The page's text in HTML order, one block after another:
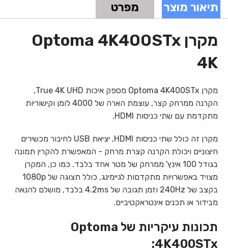
תיאור מוצר מפרט
מקרן Optoma 4K400STx
4K
מקרן Optoma 4K400STx מספק איכות True 4K UHD,
הקרנה ממרחק קצר, עוצמת הארה של 4000 לומן וקישוריות
מתקדמת עם שתי כניסות HDMI.
מקרן זה כולל שתי כניסות HDMI, יציאת USB לחיבור מכשירים
חיצוניים ויכולת הקרנה קצרת מרחק - המאפשרת להקרין תמונה
בגודל 100 אינץ' ממרחק של מטר אחד בלבד. כמו כן, המקרן
מצויד באפשרויות מתקדםות לגיימינג, כולל תצוגה של 1080p
בקצב של 240Hz וזמן תגובה של 4.2ms בלבד, מושלם להנאה
מבידור או תכנים אינטראקטיביים.
תכונות עיקריות של Optoma
4K400STx: